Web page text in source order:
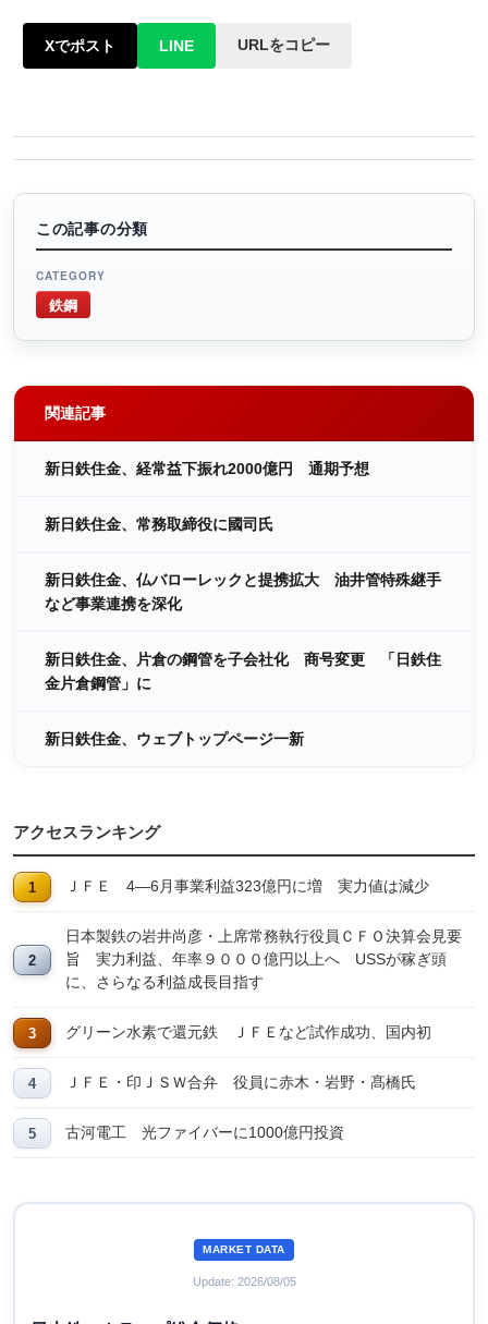
Xでポスト LINE URLをコピー
この記事の分類
CATEGORY
鉄鋼
関連記事
新日鉄住金、経常益下振れ2000億円 通期予想
新日鉄住金、常務取締役に國司氏
新日鉄住金、仏バローレックと提携拡大 油井管特殊継手
など事業連携を深化
新日鉄住金、片倉の鋼管を子会社化 商号変更 「日鉄住
金片倉鋼管」に
新日鉄住金、ウェブトップページ一新
アクセスランキング
ＪＦＥ 4―6月事業利益323億円に増 実力値は減少
日本製鉄の岩井尚彦・上席常務執行役員ＣＦＯ決算会見要
旨 実力利益、年率９０００億円以上へ USSが稼ぎ頭
に、さらなる利益成長目指す
グリーン水素で還元鉄 ＪＦＥなど試作成功、国内初
ＪＦＥ・印ＪＳＷ合弁 役員に赤木・岩野・髙橋氏
古河電工 光ファイバーに1000億円投資
MARKET DATA
Update: 2026/08/05